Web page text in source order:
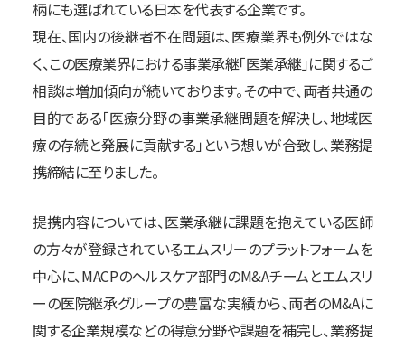
柄にも選ばれている日本を代表する企業です。
現在、国内の後継者不在問題は、医療業界も例外ではな
く、この医療業界における事業承継「医業承継」に関するご
相談は増加傾向が続いております。その中で、両者共通の
目的である「医療分野の事業承継問題を解決し、地域医
療の存続と発展に貢献する」という想いが合致し、業務提
携締結に至りました。
提携内容については、医業承継に課題を抱えている医師
の方々が登録されているエムスリーのプラットフォームを
中心に、MACPのヘルスケア部門のM&Aチームとエムスリ
ーの医院継承グループの豊富な実績から、両者のM&Aに
関する企業規模などの得意分野や課題を補完し、業務提